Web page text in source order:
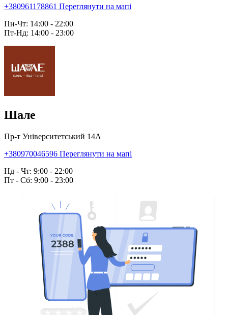
+380961178861 Переглянути на мапі
Пн-Чт: 14:00 - 22:00
Пт-Нд: 14:00 - 23:00
Шале
Пр-т Університетський 14А
+380970046596 Переглянути на мапі
Нд - Чт: 9:00 - 22:00
Пт - Сб: 9:00 - 23:00